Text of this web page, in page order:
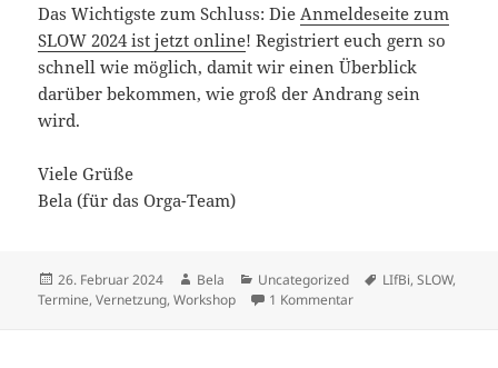
Das Wichtigste zum Schluss: Die Anmeldeseite zum
SLOW 2024 ist jetzt online! Registriert euch gern so
schnell wie möglich, damit wir einen Überblick
darüber bekommen, wie groß der Andrang sein
wird.
Viele Grüße
Bela (für das Orga-Team)
Veröffentlicht
am
26. Februar 2024 Autor
Bela Kategorien
Uncategorized Schlagwörter
LIfBi,SLOW,
Termine,Vernetzung,Workshop 1 Kommentarzu SLOW 2024: